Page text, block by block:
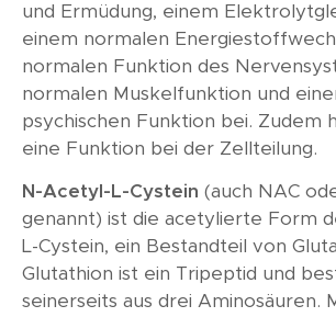
und Ermüdung, einem
einem normalen
normalen Funktion des
normalen Muskelfunktion und
psychischen Funktion bei. Zudem
eine Funktion bei der Zellteilung.
N-Acetyl-L-Cystein (auch NAC
genannt) ist die acetylierte Form
L-Cystein, ein Bestandteil von
Glutathion ist ein Tripeptid und
seinerseits aus drei Aminosäuren.